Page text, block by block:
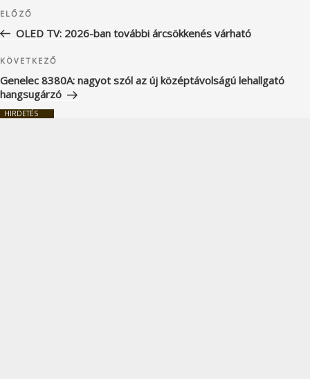
navigáció
Korábbi
bejegyzés
ELŐZŐ
OLED TV: 2026-ban további árcsökkenés várható
Következő
bejegyzés
KÖVETKEZŐ
Genelec 8380A: nagyot szól az új középtávolságú lehallgató
hangsugárzó
HIRDETÉS